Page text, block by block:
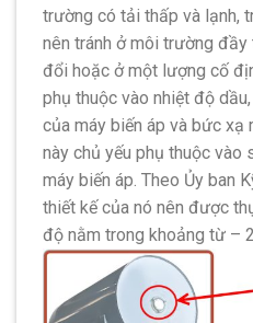
trường có tải thấp và lạnh,
nên tránh ở môi trường đầy
đổi hoặc ở một lượng cố
phụ thuộc vào nhiệt độ
của máy biến áp và bức xạ
này chủ yếu phụ thuộc
máy biến áp. Theo Ủy ban
thiết kế của nó nên được
độ nằm trong khoảng từ –